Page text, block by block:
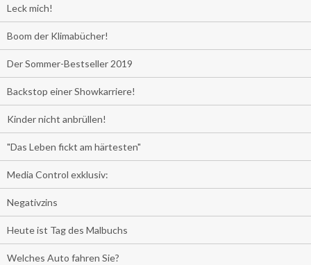
Leck mich!
Boom der Klimabücher!
Der Sommer-Bestseller 2019
Backstop einer Showkarriere!
Kinder nicht anbrüllen!
"Das Leben fickt am härtesten"
Media Control exklusiv:
Negativzins
Heute ist Tag des Malbuchs
Welches Auto fahren Sie?